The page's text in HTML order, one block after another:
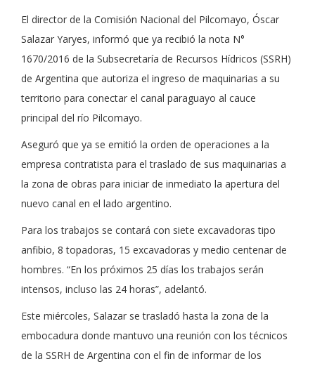
El director de la Comisión Nacional del Pilcomayo, Óscar
Salazar Yaryes, informó que ya recibió la nota N°
1670/2016 de la Subsecretaría de Recursos Hídricos (SSRH)
de Argentina que autoriza el ingreso de maquinarias a su
territorio para conectar el canal paraguayo al cauce
principal del río Pilcomayo.
Aseguró que ya se emitió la orden de operaciones a la
empresa contratista para el traslado de sus maquinarias a
la zona de obras para iniciar de inmediato la apertura del
nuevo canal en el lado argentino.
Para los trabajos se contará con siete excavadoras tipo
anfibio, 8 topadoras, 15 excavadoras y medio centenar de
hombres. “En los próximos 25 días los trabajos serán
intensos, incluso las 24 horas”, adelantó.
Este miércoles, Salazar se trasladó hasta la zona de la
embocadura donde mantuvo una reunión con los técnicos
de la SSRH de Argentina con el fin de informar de los